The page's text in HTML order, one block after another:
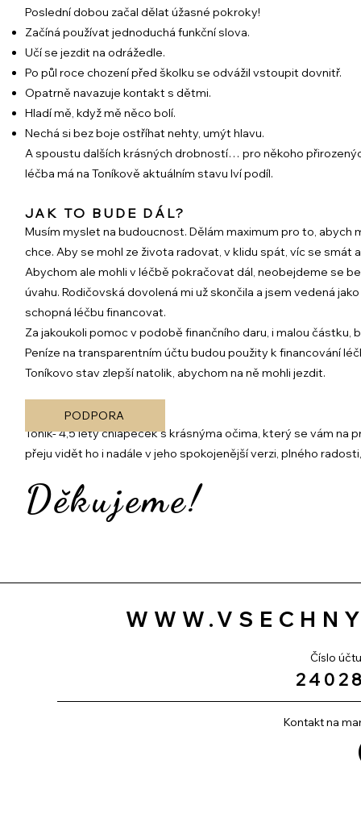
Poslední dobou začal dělat úžasné pokroky!
Začíná používat jednoduchá funkční slova.
Učí se jezdit na odrážedle.
Po půl roce chození před školku se odvážil vstoupit dovnitř.
Opatrně navazuje kontakt s dětmi.
Hladí mě, když mě něco bolí.
Nechá si bez boje ostříhat nehty, umýt hlavu.
A spoustu dalších krásných drobností… pro někoho
léčba má na Toníkově aktuálním stavu lví podíl.
JAK TO BUDE DÁL?
Musím myslet na budoucnost. Dělám maximum pro to,
chce. Aby se mohl ze života radovat, v klidu spát, víc se smát a
Abychom ale mohli v léčbě pokračovat dál, neobejdeme se
úvahu. Rodičovská dovolená mi už skončila a jsem vedená
schopná léčbu financovat.
Za jakoukoli pomoc v podobě finančního daru, i malou
Peníze na transparentním účtu budou použity k financování
Toníkovo stav zlepší natolik, abychom na ně mohli jezdit.
Toník- 4,5 letý chlapeček s krásnýma očima, který se vám na
přeju vidět ho i nadále v jeho spokojenější verzi, plného
Děkujeme!
PODPORA
Číslo
Kontakt na